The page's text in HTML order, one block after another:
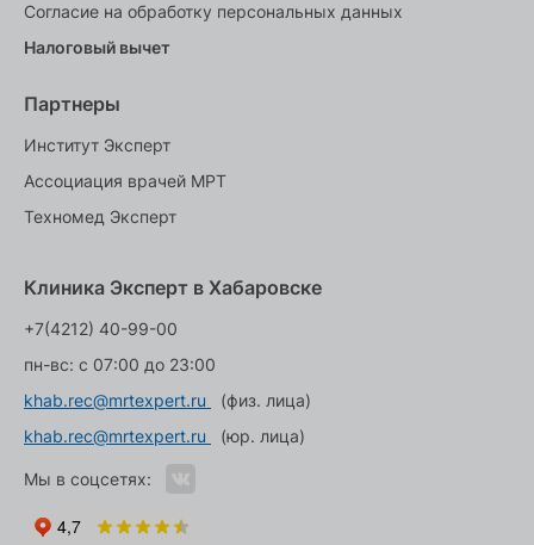
Согласие на обработку персональных данных
Налоговый вычет
Партнеры
Институт Эксперт
Ассоциация врачей МРТ
Техномед Эксперт
Клиника Эксперт в Хабаровске
+7(4212) 40-99-00
пн-вс: с 07:00 до 23:00
khab.rec@mrtexpert.ru
(физ. лица)
khab.rec@mrtexpert.ru
(юр. лица)
Мы в соцсетях: